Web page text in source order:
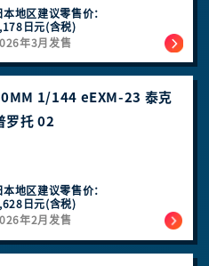
本地区建议零售价：
日元(含税)
年3月发售
1/144 eEXM-23 泰克
罗托 02
本地区建议零售价：
日元(含税)
年2月发售